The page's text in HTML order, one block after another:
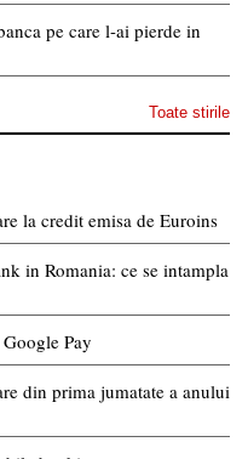
pe care l-ai pierde in
Toate stirile
la credit emisa de Euroins
in Romania: ce se intampla
Pay
din prima jumatate a anului